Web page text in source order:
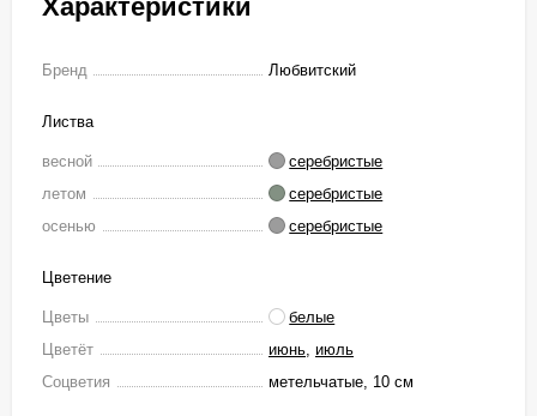
Характеристики
Бренд Любвитский
Листва
весной
серебристые
летом
серебристые
осенью
серебристые
Цветение
Цветы
белые
Цветёт
июнь июль
Соцветия
метельчатые, 10 см